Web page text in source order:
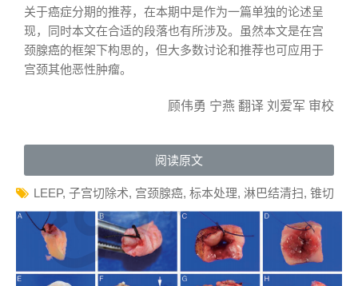
关于癌症分期的推荐，在本期中是作为一篇单独的论述呈
现，同时本文在合适的段落也有所涉及。虽然本文是在宫
颈腺癌的框架下构思的，但大多数讨论和推荐也可应用于
宫颈其他恶性肿瘤。
顾伟勇 宁燕 翻译 刘爱军 审校
阅读原文
LEEP, 子宫切除术, 宫颈腺癌, 标本处理, 淋巴结清扫, 锥切